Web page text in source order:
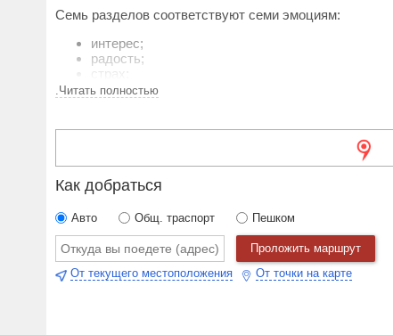
Семь разделов соответствуют семи эмоциям:
интерес;
радость;
гнев;
гордость.
Каждая эмоция раскрывается через газетные
документы из фондов музея.
В экспозиции представлено более 80
стоматологическое кресло) и более 200
Уникальные фотоматериалы предоставлены
.Читать полностью
Как добраться
Авто Общ. траспорт Пешком
Проложить маршрут
От текущего местоположения
От точки на карте